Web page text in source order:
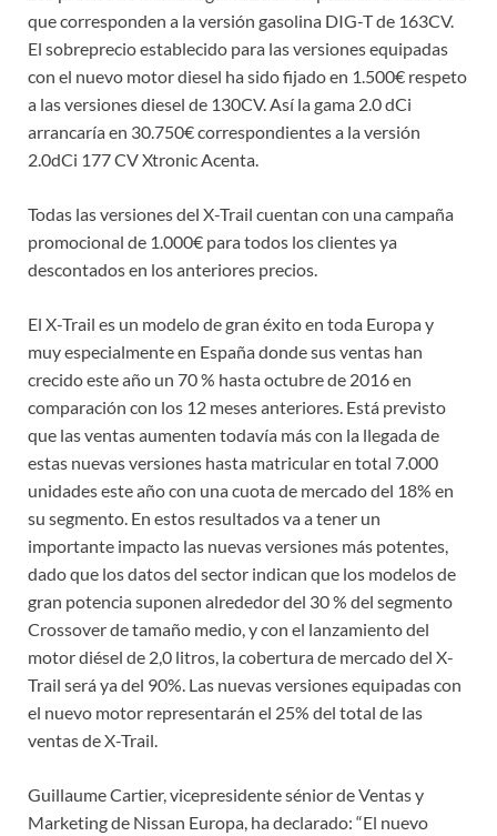
que corresponden a la versión gasolina DIG-T de 163CV.
El sobreprecio establecido para las versiones equipadas
con el nuevo motor diesel ha sido fijado en 1.500€ respeto
a las versiones diesel de 130CV. Así la gama 2.0 dCi
arrancaría en 30.750€ correspondientes a la versión
2.0dCi 177 CV Xtronic Acenta.
Todas las versiones del X-Trail cuentan con una campaña
promocional de 1.000€ para todos los clientes ya
descontados en los anteriores precios.
El X-Trail es un modelo de gran éxito en toda Europa y
muy especialmente en España donde sus ventas han
crecido este año un 70 % hasta octubre de 2016 en
comparación con los 12 meses anteriores. Está previsto
que las ventas aumenten todavía más con la llegada de
estas nuevas versiones hasta matricular en total 7.000
unidades este año con una cuota de mercado del 18% en
su segmento. En estos resultados va a tener un
importante impacto las nuevas versiones más potentes,
dado que los datos del sector indican que los modelos de
gran potencia suponen alrededor del 30 % del segmento
Crossover de tamaño medio, y con el lanzamiento del
motor diésel de 2,0 litros, la cobertura de mercado del X-
Trail será ya del 90%. Las nuevas versiones equipadas con
el nuevo motor representarán el 25% del total de las
ventas de X-Trail.
Guillaume Cartier, vicepresidente sénior de Ventas y
Marketing de Nissan Europa, ha declarado: “El nuevo